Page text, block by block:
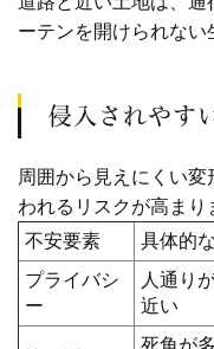
ーテンを開けられない
侵入されやす
周囲から見えにくい
われるリスクが高まり
不安要素
具体的
プライバシ
ー
人通り
近い